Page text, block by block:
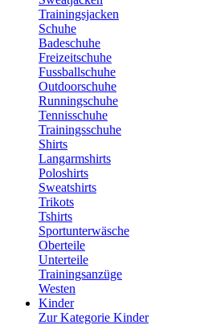
Trainingsjacken
Schuhe
Badeschuhe
Freizeitschuhe
Fussballschuhe
Outdoorschuhe
Runningschuhe
Tennisschuhe
Trainingsschuhe
Shirts
Langarmshirts
Poloshirts
Sweatshirts
Trikots
Tshirts
Sportunterwäsche
Oberteile
Unterteile
Trainingsanzüge
Westen
Kinder
Zur Kategorie Kinder